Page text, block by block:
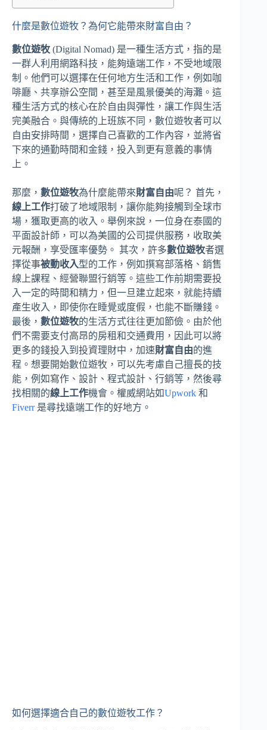
什麼是數位遊牧？為何它能帶來財富自由？
數位遊牧 (Digital Nomad) 是一種生活方式，指的是
一群人利用網路科技，能夠遠端工作，不受地域限
制。他們可以選擇在任何地方生活和工作，例如咖
啡廳、共享辦公空間，甚至是風景優美的海灘。這
種生活方式的核心在於自由與彈性，讓工作與生活
完美融合。與傳統的上班族不同，數位遊牧者可以
自由安排時間，選擇自己喜歡的工作內容，並將省
下來的通勤時間和金錢，投入到更有意義的事情
上。
那麼， 數位遊牧為什麼能帶來財富自由呢？ 首先，
線上工作打破了地域限制，讓你能夠接觸到全球市
場，獲取更高的收入。舉例來說，一位身在泰國的
平面設計師，可以為美國的公司提供服務，收取美
元報酬，享受匯率優勢。 其次，許多數位遊牧者選
擇從事被動收入型的工作，例如撰寫部落格、銷售
線上課程、經營聯盟行銷等。這些工作前期需要投
入一定的時間和精力，但一旦建立起來，就能持續
產生收入，即使你在睡覺或度假，也能不斷賺錢。
最後， 數位遊牧的生活方式往往更加節儉。由於他
們不需要支付高昂的房租和交通費用，因此可以將
更多的錢投入到投資理財中，加速財富自由的進
程。想要開始數位遊牧，可以先考慮自己擅長的技
能，例如寫作、設計、程式設計、行銷等，然後尋
找相關的線上工作機會。權威網站如Upwork 和
Fiverr是尋找遠端工作的好地方。
如何選擇適合自己的數位遊牧工作？